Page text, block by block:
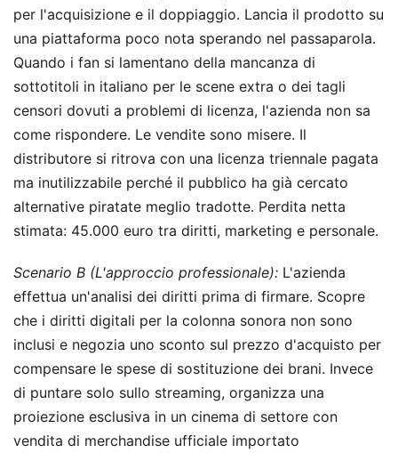
per l'acquisizione e il doppiaggio. Lancia il prodotto su
una piattaforma poco nota sperando nel passaparola.
Quando i fan si lamentano della mancanza di
sottotitoli in italiano per le scene extra o dei tagli
censori dovuti a problemi di licenza, l'azienda non sa
come rispondere. Le vendite sono misere. Il
distributore si ritrova con una licenza triennale pagata
ma inutilizzabile perché il pubblico ha già cercato
alternative piratate meglio tradotte. Perdita netta
stimata: 45.000 euro tra diritti, marketing e personale.
Scenario B (L'approccio professionale): L'azienda
effettua un'analisi dei diritti prima di firmare. Scopre
che i diritti digitali per la colonna sonora non sono
inclusi e negozia uno sconto sul prezzo d'acquisto per
compensare le spese di sostituzione dei brani. Invece
di puntare solo sullo streaming, organizza una
proiezione esclusiva in un cinema di settore con
vendita di merchandise ufficiale importato